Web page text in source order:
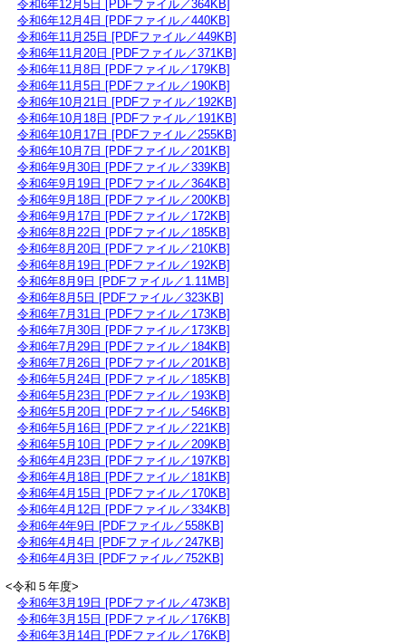
令和6年12月5日 [PDFファイル／364KB]
令和6年12月4日 [PDFファイル／440KB]
令和6年11月25日 [PDFファイル／449KB]
令和6年11月20日 [PDFファイル／371KB]
令和6年11月8日 [PDFファイル／179KB]
令和6年11月5日 [PDFファイル／190KB]
令和6年10月21日 [PDFファイル／192KB]
令和6年10月18日 [PDFファイル／191KB]
令和6年10月17日 [PDFファイル／255KB]
令和6年10月7日 [PDFファイル／201KB]
令和6年9月30日 [PDFファイル／339KB]
令和6年9月19日 [PDFファイル／364KB]
令和6年9月18日 [PDFファイル／200KB]
令和6年9月17日 [PDFファイル／172KB]
令和6年8月22日 [PDFファイル／185KB]
令和6年8月20日 [PDFファイル／210KB]
令和6年8月19日 [PDFファイル／192KB]
令和6年8月9日 [PDFファイル／1.11MB]
令和6年8月5日 [PDFファイル／323KB]
令和6年7月31日 [PDFファイル／173KB]
令和6年7月30日 [PDFファイル／173KB]
令和6年7月29日 [PDFファイル／184KB]
令和6年7月26日 [PDFファイル／201KB]
令和6年5月24日 [PDFファイル／185KB]
令和6年5月23日 [PDFファイル／193KB]
令和6年5月20日 [PDFファイル／546KB]
令和6年5月16日 [PDFファイル／221KB]
令和6年5月10日 [PDFファイル／209KB]
令和6年4月23日 [PDFファイル／197KB]
令和6年4月18日 [PDFファイル／181KB]
令和6年4月15日 [PDFファイル／170KB]
令和6年4月12日 [PDFファイル／334KB]
令和6年4年9日 [PDFファイル／558KB]
令和6年4月4日 [PDFファイル／247KB]
令和6年4月3日 [PDFファイル／752KB]
<令和５年度>
令和6年3月19日 [PDFファイル／473KB]
令和6年3月15日 [PDFファイル／176KB]
令和6年3月14日 [PDFファイル／176KB]